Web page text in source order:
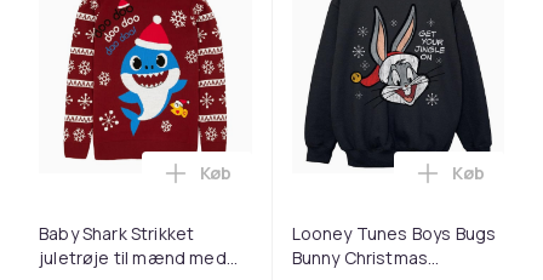
Baby Shark Strikket
juletrøje til mænd med
Læg Baby Shark Strikket juletrøje til
Køb
Looney Tunes Boys Bugs
Bunny Christmas
Læg
Køb